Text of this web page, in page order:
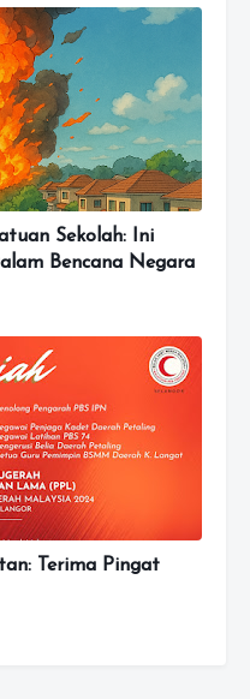
Sekolah: Ini
Bencana Negara
Terima Pingat